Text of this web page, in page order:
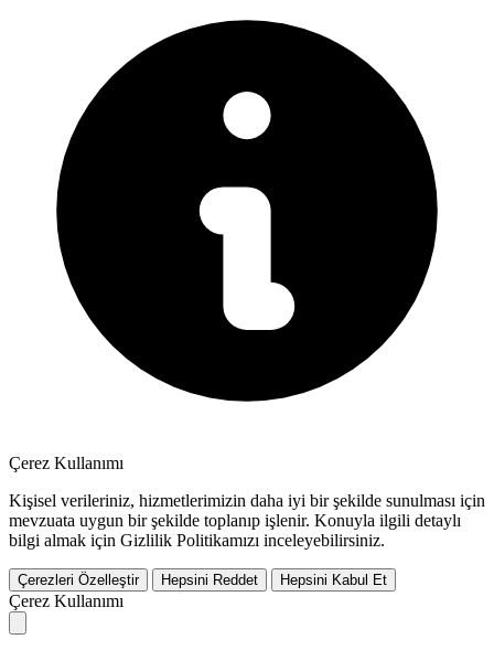
Çerez Kullanımı
Kişisel verileriniz, hizmetlerimizin daha iyi bir şekilde sunulması için
mevzuata uygun bir şekilde toplanıp işlenir. Konuyla ilgili detaylı
bilgi almak için Gizlilik Politikamızı inceleyebilirsiniz.
Çerezleri Özelleştir Hepsini Reddet Hepsini Kabul Et
Çerez Kullanımı